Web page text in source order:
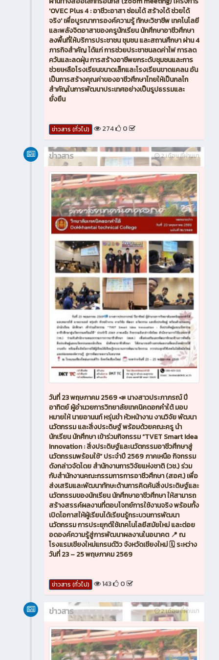
'OVEC Plus 4 : อาชีวะอาสา ซ่อมได้ สร้างได้ ช่วยได้
จริง' เพื่อบูรณาการองค์ความรู้ ทักษะวิชาชีพ เทคโนโลยี
และพลังจิตอาสาของครูนักเรียน นักศึกษาอาชีวศึกษา
ลงพื้นที่ให้บริการประชาชน ชุมชน และสถานศึกษา ผ่าน 4
ภารกิจสำคัญ ได้แก่ การช่วยประชาชนลดค่าไฟ การลด
ควันและลดฝุ่น การสร้างอาชีพยกระดับชุมชนและการ
ช่วยเหลือโรงเรียนขนาดเล็กและโรงเรียนขาดแคลน อัน
เป็นการสร้างคุณค่าของอาชีวศึกษาไทยให้เป็นกลไก
สำคัญในการพัฒนาประเทศอย่างเป็นรูปธรรมและ
ยั่งยืน
ข่าวสาร (ทั่วไป) 274 0
2 เดือน ที่ผ่านมา
ข่าวสาร
วันที่ 23 พฤษภาคม 2569 📣 นางสาวประภาภรณ์ ปี
อาทิตย์ ผู้อำนวยการวิทยาลัยเทคนิคดอกคำใต้ มอบ
หมายให้ นายอานนท์ หรุ่นขำ หัวหน้างาน งานวิจัย พัฒนา
นวัตกรรม และสิ่งประดิษฐ์ พร้อมด้วยคณะครู นำ
นักเรียน นักศึกษา เข้าร่วมกิจกรรม “TVET Smart Idea
Innovation : สิ่งประดิษฐ์และนวัตกรรมอาชีวศึกษาสู่
นวัตกรรมพร้อมใช้” ประจำปี 2569 ภาคเหนือ กิจกรรม
ดังกล่าวจัดโดย สำนักงานการวิจัยแห่งชาติ (วช.) ร่วม
กับสำนักงานคณะกรรมการการอาชีวศึกษา (สอศ.) เพื่อ
ส่งเสริมและพัฒนาทักษะด้านการคิดค้นสิ่งประดิษฐ์และ
นวัตกรรมของนักเรียน นักศึกษาอาชีวศึกษา ให้สามารถ
สร้างสรรค์ผลงานที่ตอบโจทย์การใช้งานจริง พร้อมทั้ง
เปิดโอกาสให้ผู้เรียนได้เรียนรู้กระบวนการพัฒนา
นวัตกรรม การประยุกต์ใช้เทคโนโลยีสมัยใหม่ และต่อย
อดองค์ความรู้สู่การพัฒนาผลงานในอนาคต 📍 ณ
โรงแรมเชียงใหม่แกรนด์วิว จังหวัดเชียงใหม่ 🗓️ ระหว่าง
วันที่ 23 – 25 พฤษภาคม 2569
ข่าวสาร (ทั่วไป) 143 0
2 เดือน ที่ผ่านมา
ข่าวสาร